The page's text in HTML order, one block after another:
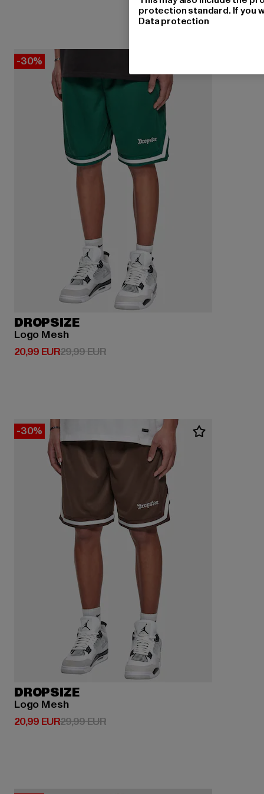
-30%
DROPSIZE
Logo Mesh
20,99 EUR
Derzeitiger Preis: 20,99 EUR
29,99 EURAktionspreis: 29,99 EUR
-30%
DROPSIZE
Logo Mesh
20,99 EUR
Derzeitiger Preis: 20,99 EUR
29,99 EURAktionspreis: 29,99 EUR
protection standard. If you
Data protection